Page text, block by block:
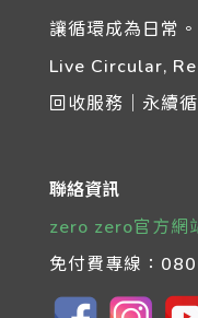
讓循環成為日常。
Live Circular,
回收服務｜永續
聯絡資訊
zero zero官方網
免付費專線：